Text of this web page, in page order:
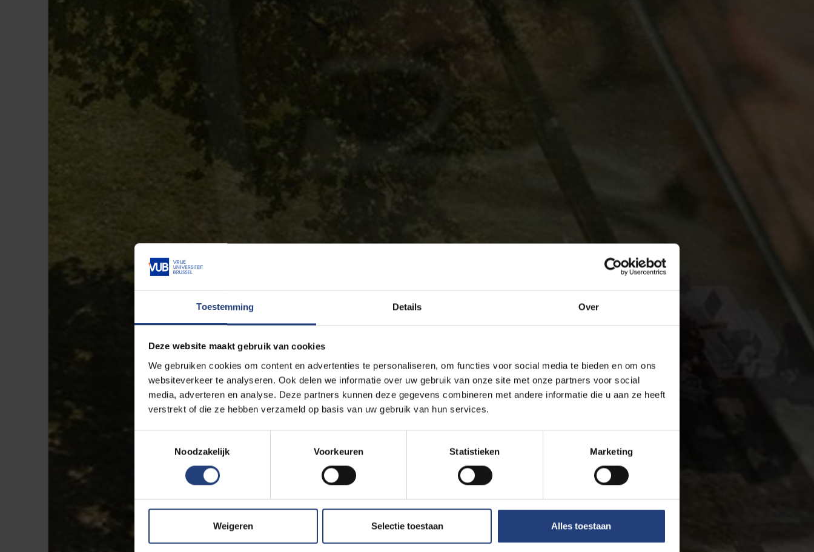
Toestemming Details Over
Deze website maakt gebruik van cookies
We gebruiken cookies om content en advertenties te personaliseren, om functies voor social media te bieden en om ons
websiteverkeer te analyseren. Ook delen we informatie over uw gebruik van onze site met onze partners voor social
media, adverteren en analyse. Deze partners kunnen deze gegevens combineren met andere informatie die u aan ze heeft
verstrekt of die ze hebben verzameld op basis van uw gebruik van hun services.
Noodzakelijk
Voorkeuren Statistieken Marketing
Weigeren Selectie toestaan Alles toestaan